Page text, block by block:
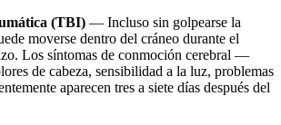
(TBI) — Incluso sin golpearse la
moverse dentro del cráneo durante el
Los síntomas de conmoción cerebral —
de cabeza, sensibilidad a la luz, problemas
aparecen tres a siete días después del